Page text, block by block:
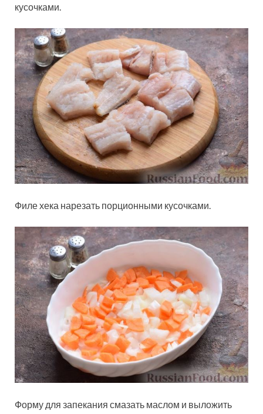
кусочками.
Филе хека нарезать порционными кусочками.
Форму для запекания смазать маслом и выложить